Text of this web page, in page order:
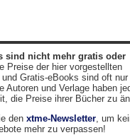
sind nicht mehr gratis oder
Preise der hier vorgestellten
Gratis-eBooks sind oft
Autoren und Verlage haben
die Preise ihrer Bücher zu
den xtme-Newsletter, um
mehr zu verpassen!